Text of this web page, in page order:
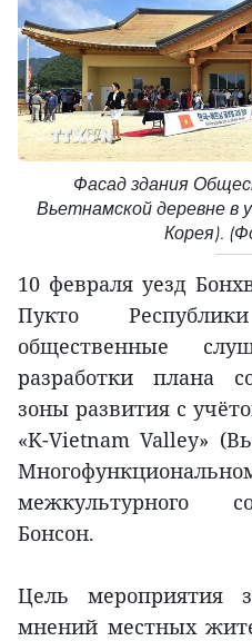
Фасад здания
Вьетнамской деревне в
Корея).
10 февраля уезд
Пукто
общественные
разработки плана
зоны развития с
«K-Vietnam Valley»
межкультурного
Бонсон.
Цель мероприятия
мнений местных